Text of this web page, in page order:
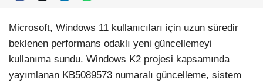
Microsoft, Windows 11 kullanıcıları için uzun süredir
beklenen performans odaklı yeni güncellemeyi
kullanıma sundu. Windows K2 projesi kapsamında
yayımlanan KB5089573 numaralı güncelleme, sistem